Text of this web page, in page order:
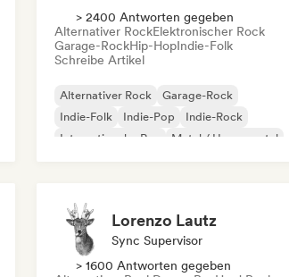
> 2400 Antworten gegeben
Alternativer RockElektronischer Rock
Garage-RockHip-HopIndie-Folk
Schreibe Artikel
Alternativer Rock
Garage-Rock
Indie-Folk
Indie-Pop
Indie-Rock
Internationaler Rap
Metal / Heavy metal
Lorenzo Lautz
Sync Supervisor
> 1600 Antworten gegeben